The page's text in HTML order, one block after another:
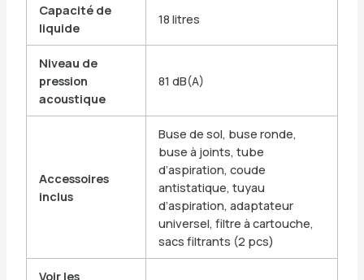
Capacité de
liquide
18 litres
Niveau de
pression
acoustique
81 dB(A)
Accessoires
inclus
Buse de sol, buse ronde,
buse à joints, tube
d’aspiration, coude
antistatique, tuyau
d’aspiration, adaptateur
universel, filtre à cartouche,
sacs filtrants (2 pcs)
Voir les